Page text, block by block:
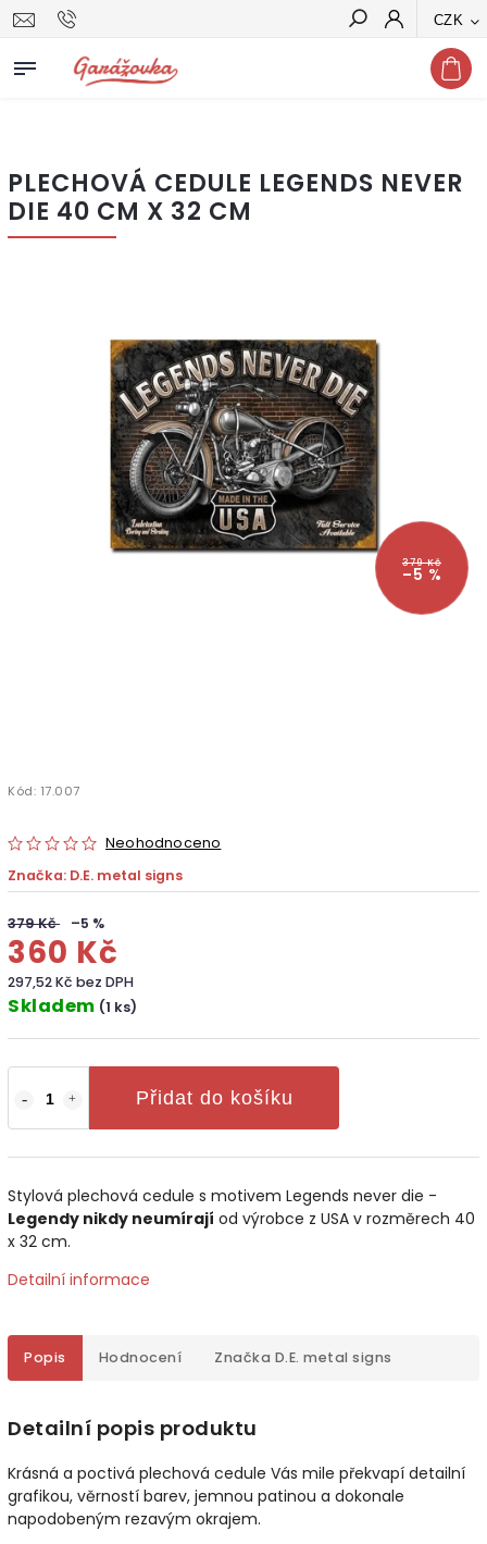
CZK
Hledat
PLECHOVÁ CEDULE LEGENDS NEVER
DIE 40 CM X 32 CM
379 Kč
–5 %
Kód: 17.007
Neohodnoceno
Značka: D.E. metal signs
379 Kč –5 %
360 Kč
297,52 Kč bez DPH
Skladem (1 ks)
Přidat do košíku
Stylová plechová cedule s motivem Legends never die -
Legendy nikdy neumírají od výrobce z USA v rozměrech 40
x 32 cm.
Detailní informace
Popis Hodnocení Značka D.E. metal signs
Detailní popis produktu
Krásná a poctivá plechová cedule Vás mile překvapí detailní
grafikou, věrností barev, jemnou patinou a dokonale
napodobeným rezavým okrajem.